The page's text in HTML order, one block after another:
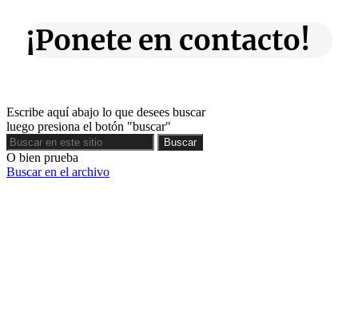
¡Ponete en contacto!
Escribe aquí abajo lo que desees buscar
luego presiona el botón "buscar"
Buscar
Buscar
O bien prueba
Buscar en el archivo